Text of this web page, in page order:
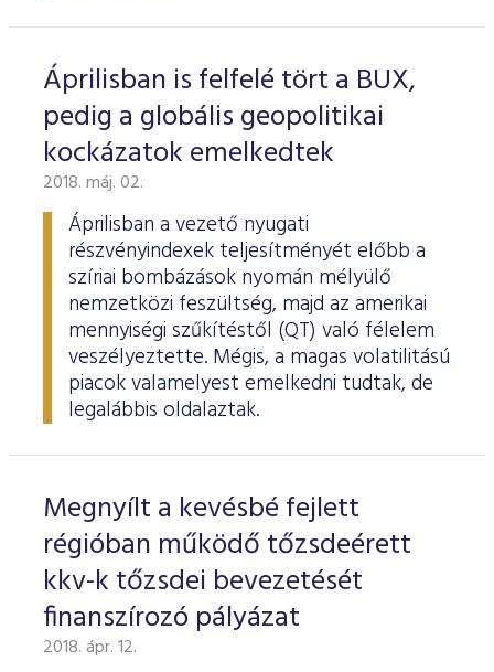
Áprilisban is felfelé tört a BUX,
pedig a globális geopolitikai
kockázatok emelkedtek
2018. máj. 02.
Áprilisban a vezető nyugati
részvényindexek teljesítményét előbb a
szíriai bombázások nyomán mélyülő
nemzetközi feszültség, majd az amerikai
mennyiségi szűkítéstől (QT) való félelem
veszélyeztette. Mégis, a magas volatilitású
piacok valamelyest emelkedni tudtak, de
legalábbis oldalaztak.
Megnyílt a kevésbé fejlett
régióban működő tőzsdeérett
kkv-k tőzsdei bevezetését
finanszírozó pályázat
2018. ápr. 12.